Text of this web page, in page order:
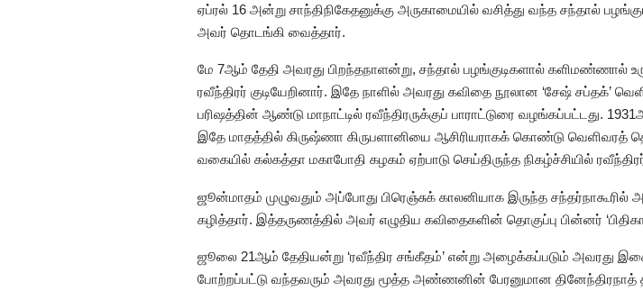
ஏப்ரல் 16 அன்று சாந்திநிகேதனுக்கு அருகாமையில் வசித்து வந்த சந்தால்
அவர் தொடங்கி வைத்தார்.
மே 7ஆம் தேதி அவரது பிறந்தநாளன்று, சந்தால் பழங்குடிகளால் களிமண்ணால்
ரவீந்திரர் குடியேறினார். இதே நாளில் அவரது கவிதை நூலான ‘சேஷ் சப்தக்’
பரிஷத்தின் ஆண்டு மாநாட்டில் ரவீந்திரருக்குப் பாராட்டுரை வழங்கப்பட்டது.
இதே மாதத்தில் கிருஷ்ணா கிருபளானியை ஆசிரியராகக் கொண்டு வெளிவரத்
வகையில் கல்கத்தா மகாபோதி கழகம் ஏற்பாடு செய்திருந்த நிகழ்ச்சியில்
ஜூன்மாதம் முழுவதும் அப்போது பிரெஞ்சுக் காலனியாக இருந்த சந்தர்நாகூரில்
கழித்தார். இத்தருணத்தில் அவர் எழுதிய கவிதைகளின் தொகுப்பு பின்னர்
ஜூலை 21ஆம் தேதியன்று ‘ரவீந்திர சங்கீதம்’ என்று அழைக்கப்படும் அவரது
போற்றப்பட்டு வந்தவரும் அவரது மூத்த அண்ணனின் பேரனுமான தினேந்திரநாத்